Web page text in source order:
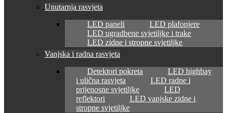
Unutarnja rasvjeta
LED paneli
LED plafonjere
LED ugradbene svjetiljke i trake
LED zidne i stropne svjetiljke
Vanjska i radna rasvjeta
Detektori pokreta
LED highbay
i ulična rasvjeta
LED radne i
prijenosne svjetiljke
LED
reflektori
LED vanjske zidne i
stropne svjetiljke